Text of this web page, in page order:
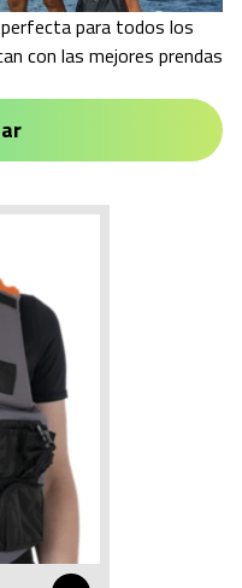
para todos los
con las mejores prendas